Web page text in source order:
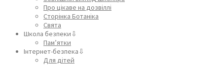
Про цікаве на дозвіллі
Сторінка Ботаніка
Свята
Школа безпеки⇩
Пам’ятки
Інтернет-безпека⇩
Для дітей